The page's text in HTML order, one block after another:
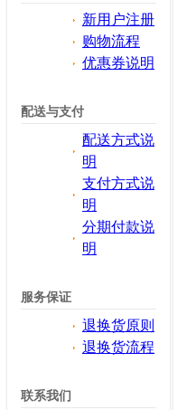
新用户注册
购物流程
优惠券说明
配送与支付
配送方式说
明
支付方式说
明
分期付款说
明
服务保证
退换货原则
退换货流程
联系我们